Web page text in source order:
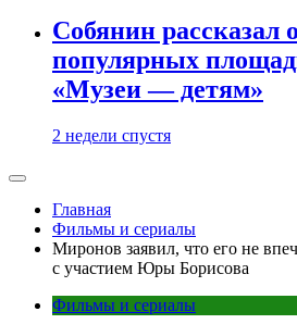
Собянин рассказал
популярных
«Музеи — детям»
2 недели спустя
Главная
Фильмы и сериалы
Миронов заявил, что его не
с участием Юры Борисова
Фильмы и сериалы